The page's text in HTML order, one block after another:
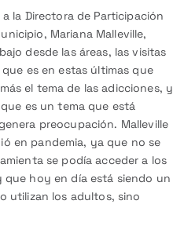
la Directora de Participación
Mariana Malleville,
desde las áreas, las visitas
es en estas últimas que
el tema de las adicciones, y
es un tema que está
preocupación. Malleville
en pandemia, ya que no se
se podía acceder a los
hoy en día está siendo un
utilizan los adultos, sino